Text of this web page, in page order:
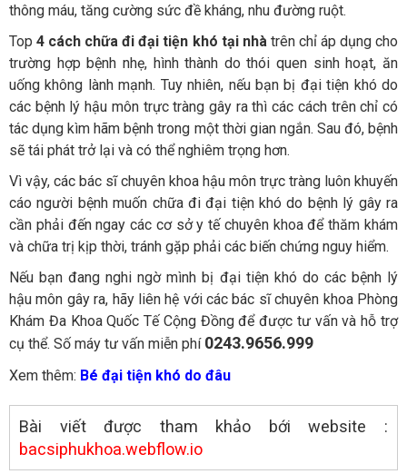
thông máu, tăng cường sức đề kháng, nhu đường ruột.
Top4 cách chữa đi đại tiện khó tại nhàtrên chỉ áp dụng cho
trường hợp bệnh nhẹ, hình thành do thói quen sinh hoạt, ăn
uống không lành mạnh. Tuy nhiên, nếu bạn bị đại tiện khó do
các bệnh lý hậu môn trực tràng gây ra thì các cách trên chỉ có
tác dụng kìm hãm bệnh trong một thời gian ngắn. Sau đó, bệnh
sẽ tái phát trở lại và có thể nghiêm trọng hơn.
Vì vậy, các bác sĩ chuyên khoa hậu môn trực tràng luôn khuyến
cáo người bệnh muốn chữa đi đại tiện khó do bệnh lý gây ra
cần phải đến ngay các cơ sở y tế chuyên khoa để thăm khám
và chữa trị kịp thời, tránh gặp phải các biến chứng nguy hiểm.
Nếu bạn đang nghi ngờ mình bị đại tiện khó do các bệnh lý
hậu môn gây ra, hãy liên hệ với các bác sĩ chuyên khoa Phòng
Khám Đa Khoa Quốc Tế Cộng Đồng để được tư vấn và hỗ trợ
cụ thể. Số máy tư vấn miễn phí 0243.9656.999
Xem thêm: Bé đại tiện khó do đâu
Bài viết được tham khảo bới website :
bacsiphukhoa.webflow.io